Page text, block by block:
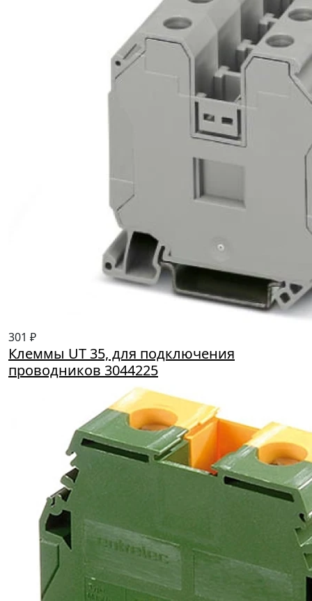
301 ₽
Клеммы UT 35, для подключения
проводников 3044225